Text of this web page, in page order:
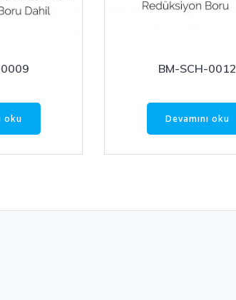
oku
BM-SCH-0012
Devamını oku